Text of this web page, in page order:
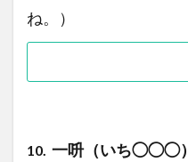
ね。）
10. 一呏（いち◯◯◯）